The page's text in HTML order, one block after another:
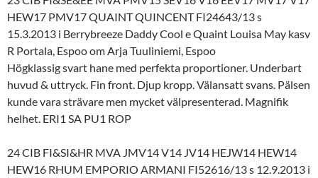
HEW17 PMV17 QUAINT QUINCENT FI24643/13 s
15.3.2013 i Berrybreeze Daddy Cool e Quaint Louisa May kasv
R Portala, Espoo om Arja Tuuliniemi, Espoo
Högklassig svart hane med perfekta proportioner. Underbart
huvud & uttryck. Fin front. Djup kropp. Välansatt svans. Pälsen
kunde vara strävare men mycket välpresenterad. Magnifik
helhet. ERI1 SA PU1 ROP
24 CIB FI&SI&HR MVA JMV14 V14 JV14 HEJW14 HEW14
HEW16 RHUM EMPORIO ARMANI FI52616/13 s 12.9.2013 i